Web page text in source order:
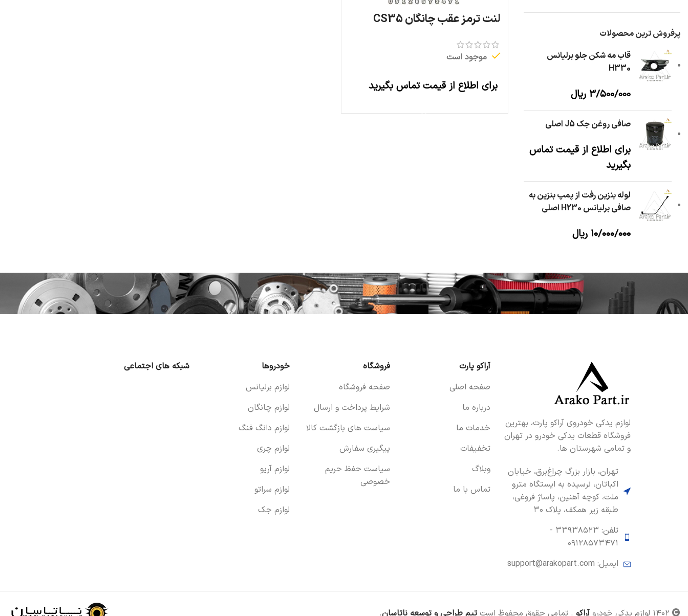
پرفروش ترین محصولات
قاب مه شکن جلو برلیانس
H330
۳/۵۰۰/۰۰۰ ریال
صافی روغن جک J5 اصلی
برای اطلاع از قیمت تماس
بگیرید
لوله بنزین رفت از پمپ بنزین به
صافی برلیانس H230 اصلی
۱۰/۰۰۰/۰۰۰ ریال
لنت ترمز عقب چانگان CS35
موجود است
برای اطلاع از قیمت تماس بگیرید
لوازم یدکی خودروی آراکو پارت، بهترین
فروشگاه قطعات یدکی خودرو در تهران
و تمامی شهرستان ها.
تهران، بازار بزرگ چراغ‌برق، خیابان
اکباتان، نرسیده به ایستگاه مترو
ملت، کوچه آهنین، پاساژ فروغی،
طبقه زیر همکف، پلاک ۳۰
تلفن: ۳۳۹۳۸۵۲۳ -
۰۹۱۲۸۵۷۳۴۷۱
ایمیل: support@arakopart.com
آراکو پارت
صفحه اصلی
درباره ما
خدمات ما
تخفیفات
وبلاگ
تماس با ما
فروشگاه
صفحه فروشگاه
شرایط پرداخت و ارسال
سیاست های بازگشت کالا
پیگیری سفارش
سیاست حفظ حریم
خصوصی
خودروها
لوازم برلیانس
لوازم چانگان
لوازم دانگ فنگ
لوازم چری
لوازم آریو
لوازم سراتو
لوازم جک
شبکه های اجتماعی
آراکو . تمامی حقوق محفوظ استتیم طراحی و توسعه ناتاسان.